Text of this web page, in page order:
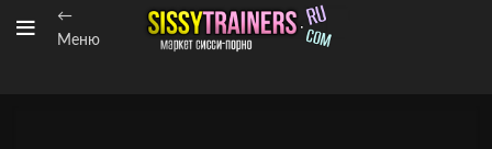
←
Меню